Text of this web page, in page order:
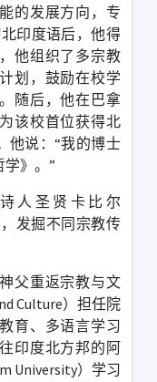
的发展方向，专
印度语后，他得
他组织了多宗教
划，鼓励在校学
随后，他在巴拿
该校首位获得北
他说：“我的博士
》。 ”
人圣贤卡比尔
发掘不同宗教传
父重返宗教与文
Culture）担任院
育、多语言学习
印度北方邦的阿
University）学习